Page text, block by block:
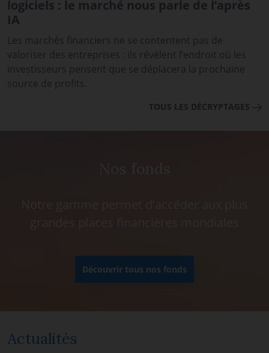
logiciels : le marché nous parle de l’après
IA
Les marchés financiers ne se contentent pas de
valoriser des entreprises : ils révèlent l’endroit où les
investisseurs pensent que se déplacera la prochaine
source de profits.
TOUS LES DÉCRYPTAGES
Découvrir tous nos fonds
Actualités